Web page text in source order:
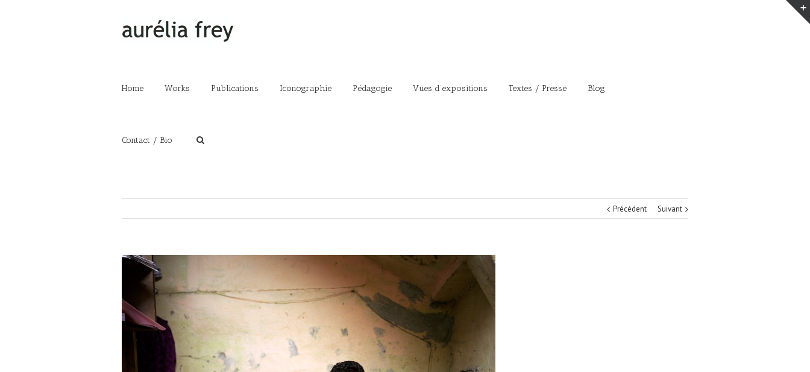
Home Works Publications Iconographie Pédagogie Vues d’expositions Textes / Presse Blog
Contact / Bio
Précédent Suivant